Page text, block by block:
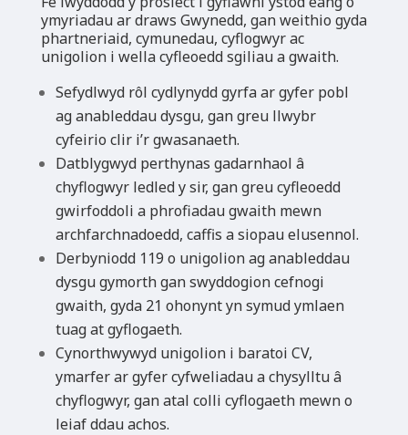
ymyriadau ar draws Gwynedd, gan weithio gyda
phartneriaid, cymunedau, cyflogwyr ac
unigolion i wella cyfleoedd sgiliau a gwaith.
Sefydlwyd rôl cydlynydd gyrfa ar gyfer pobl
ag anableddau dysgu, gan greu llwybr
cyfeirio clir i’r gwasanaeth.
Datblygwyd perthynas gadarnhaol â
chyflogwyr ledled y sir, gan greu cyfleoedd
gwirfoddoli a phrofiadau gwaith mewn
archfarchnadoedd, caffis a siopau elusennol.
Derbyniodd 119 o unigolion ag anableddau
dysgu gymorth gan swyddogion cefnogi
gwaith, gyda 21 ohonynt yn symud ymlaen
tuag at gyflogaeth.
Cynorthwywyd unigolion i baratoi CV,
ymarfer ar gyfer cyfweliadau a chysylltu â
chyflogwyr, gan atal colli cyflogaeth mewn o
leiaf ddau achos.